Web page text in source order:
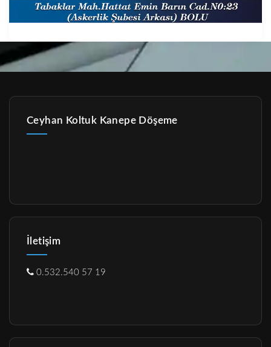
Ceyhan Koltuk Kanepe Döşeme
İletişim
0.532.540 57 19